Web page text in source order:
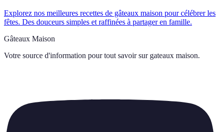
Explorez nos meilleures recettes de gâteaux maison pour célébrer les
fêtes. Des douceurs simples et raffinées à partager en famille.
Gâteaux Maison
Votre source d'information pour tout savoir sur gateaux maison.